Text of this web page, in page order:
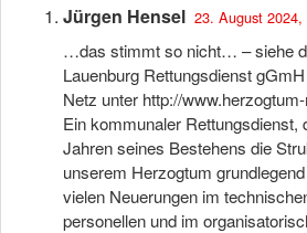
Jürgen Hensel 23. August 2024,
…das stimmt so nicht… – siehe
Lauenburg Rettungsdienst
Netz unter http://
Ein kommunaler Rettungsdienst,
Jahren seines Bestehens die
unserem Herzogtum
vielen Neuerungen im
personellen und im